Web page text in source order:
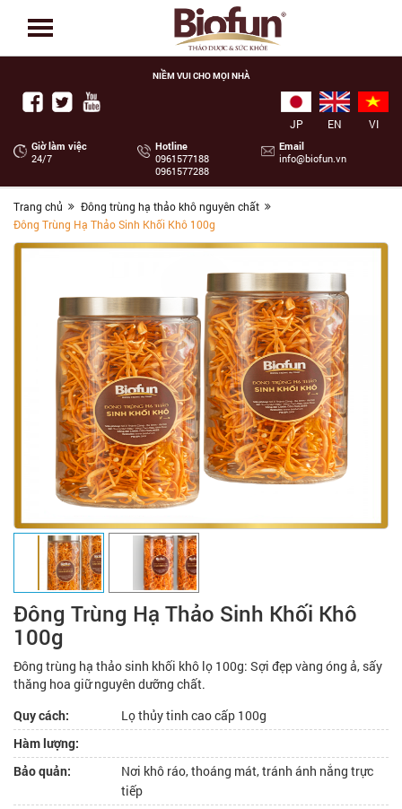
NIỀM VUI CHO MỌI NHÀ
VI
EN
JP
Giờ làm việc
24/7
Hotline
‭0961577188
0961577288
Email
info@biofun.vn
Trang chủ
Đông trùng hạ thảo khô nguyên chất
Đông Trùng Hạ Thảo Sinh Khối Khô 100g
Đông Trùng Hạ Thảo Sinh Khối Khô
100g
Đông trùng hạ thảo sinh khối khô lọ 100g: Sợi đẹp vàng óng ả, sấy
thăng hoa giữ nguyên dưỡng chất.
Quy cách:
Lọ thủy tinh cao cấp 100g
Hàm lượng:
Bảo quản:
Nơi khô ráo, thoáng mát, tránh ánh nắng trực
tiếp